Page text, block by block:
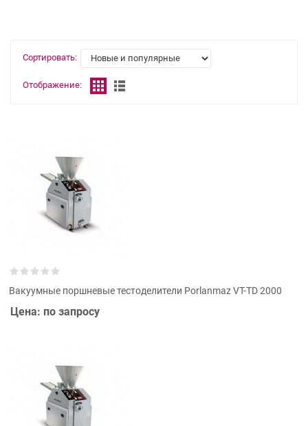
Сортировать:
Отображение:
Вакуумные поршневые тестоделители Porlanmaz VT-TD 2000
Цена: по запросу